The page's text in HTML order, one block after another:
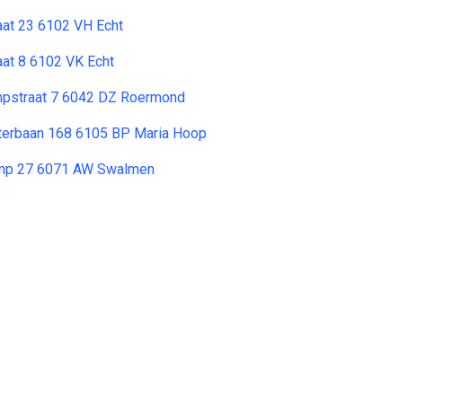
23 6102 VH Echt
8 6102 VK Echt
7 6042 DZ Roermond
168 6105 BP Maria Hoop
27 6071 AW Swalmen